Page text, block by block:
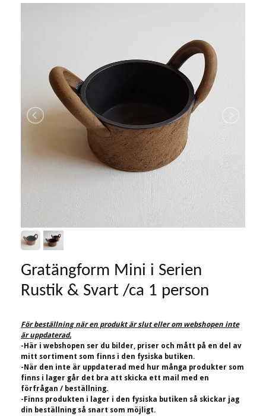
Gratängform Mini i Serien
Rustik & Svart /ca 1 person
För beställning när en produkt är slut eller om webshopen inte
är uppdaterad.
-Här i webshopen ser du bilder, priser och mått på en del av
mitt sortiment som finns i den fysiska butiken.
-När den inte är uppdaterad med hur många produkter som
finns i lager går det bra att skicka ett mail med en
förfrågan / beställning.
-Finns produkten i lager i den fysiska butiken så skickar jag
din beställning så snart som möjligt.